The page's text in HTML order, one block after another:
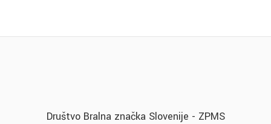
Društvo Bralna značka Slovenije - ZPMS